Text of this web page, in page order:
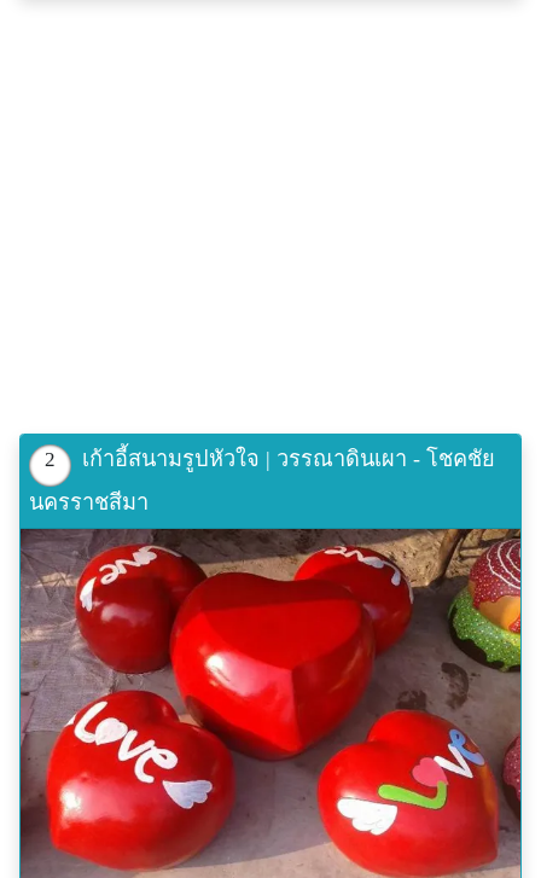
2
เก้าอี้สนามรูปหัวใจ | วรรณาดินเผา - โชคชัย
นครราชสีมา